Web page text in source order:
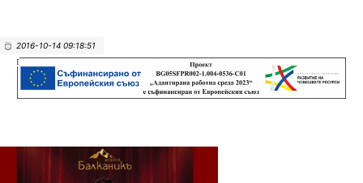
2016-10-14 09:18:51